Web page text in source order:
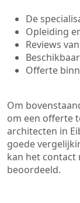
De
Opleiding
Reviews
Offerte
Om
om een offerte
architecten in
goede
kan het contact
beoordeeld.